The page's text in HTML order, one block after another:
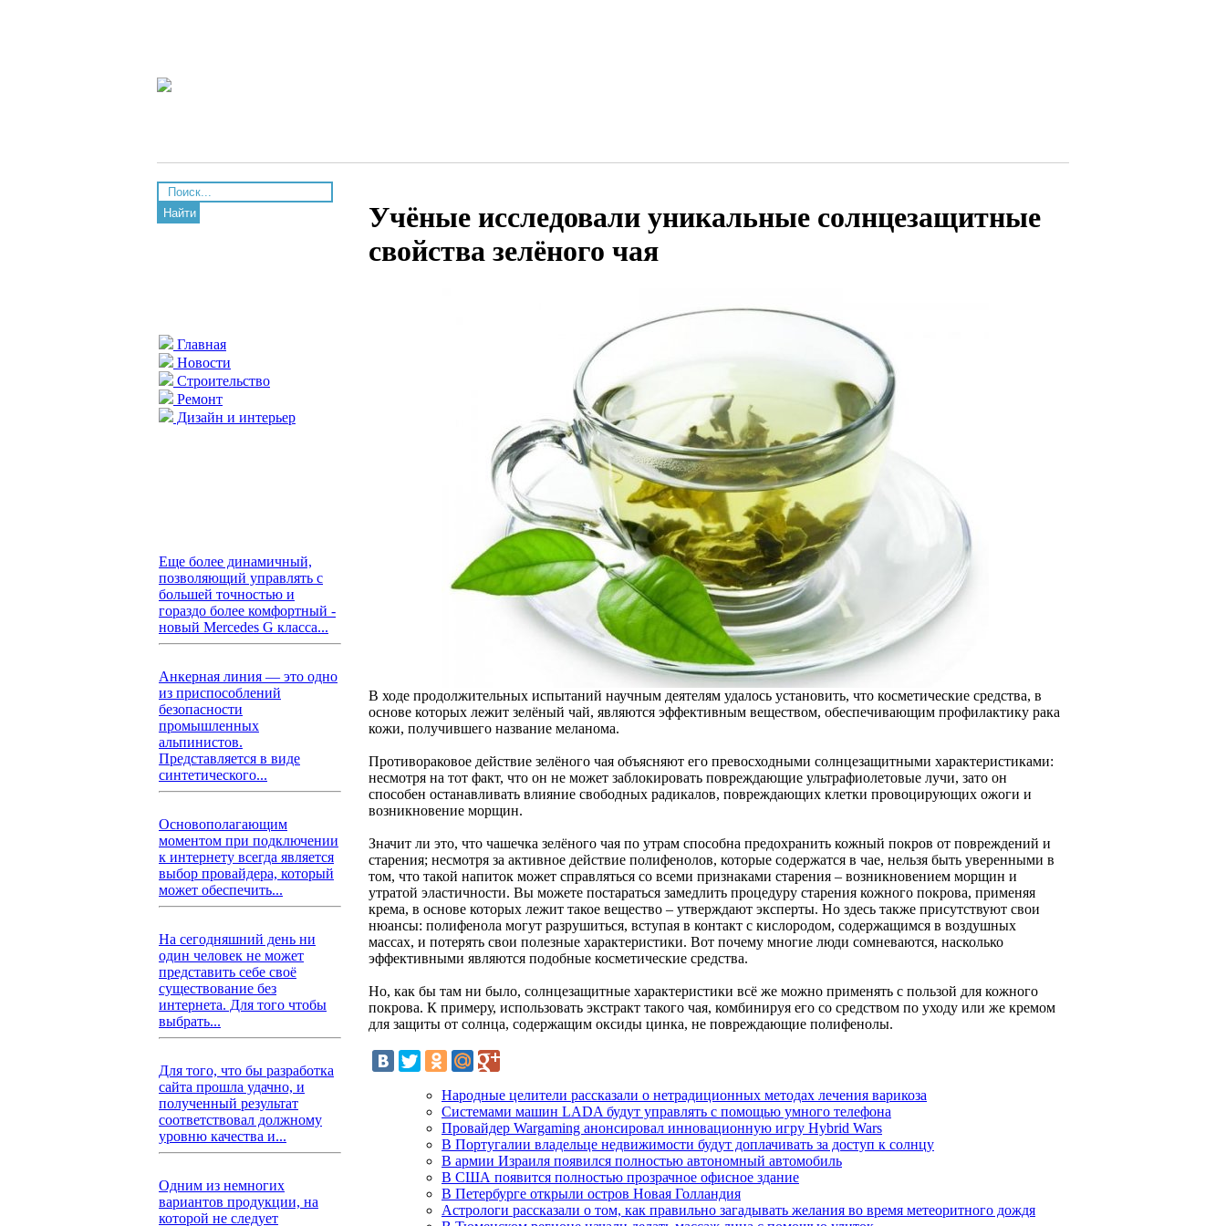
Найти
Главная
Новости
Строительство
Ремонт
Дизайн и интерьер
Еще более динамичный,
позволяющий управлять с
большей точностью и
гораздо более комфортный -
новый Mercedes G класса...
Анкерная линия — это одно
из приспособлений
безопасности
промышленных
альпинистов.
Представляется в виде
синтетического...
Основополагающим
моментом при подключении
к интернету всегда является
выбор провайдера, который
может обеспечить...
На сегодняшний день ни
один человек не может
представить себе своё
существование без
интернета. Для того чтобы
выбрать...
Для того, что бы разработка
сайта прошла удачно, и
полученный результат
соответствовал должному
уровню качества и...
Одним из немногих
вариантов продукции, на
которой не следует
Учёные исследовали уникальные солнцезащитные
свойства зелёного чая
В ходе продолжительных испытаний научным деятелям удалось установить, что косметические средства, в
основе которых лежит зелёный чай, являются эффективным веществом, обеспечивающим профилактику рака
кожи, получившего название меланома.
Противораковое действие зелёного чая объясняют его превосходными солнцезащитными характеристиками:
несмотря на тот факт, что он не может заблокировать повреждающие ультрафиолетовые лучи, зато он
способен останавливать влияние свободных радикалов, повреждающих клетки провоцирующих ожоги и
возникновение морщин.
Значит ли это, что чашечка зелёного чая по утрам способна предохранить кожный покров от повреждений и
старения; несмотря за активное действие полифенолов, которые содержатся в чае, нельзя быть уверенными в
том, что такой напиток может справляться со всеми признаками старения – возникновением морщин и
утратой эластичности. Вы можете постараться замедлить процедуру старения кожного покрова, применяя
крема, в основе которых лежит такое вещество – утверждают эксперты. Но здесь также присутствуют свои
нюансы: полифенола могут разрушиться, вступая в контакт с кислородом, содержащимся в воздушных
массах, и потерять свои полезные характеристики. Вот почему многие люди сомневаются, насколько
эффективными являются подобные косметические средства.
Но, как бы там ни было, солнцезащитные характеристики всё же можно применять с пользой для кожного
покрова. К примеру, использовать экстракт такого чая, комбинируя его со средством по уходу или же кремом
для защиты от солнца, содержащим оксиды цинка, не повреждающие полифенолы.
Народные целители рассказали о нетрадиционных методах лечения варикоза
Системами машин LADA будут управлять с помощью умного телефона
Провайдер Wargaming анонсировал инновационную игру Hybrid Wars
В Португалии владельце недвижимости будут доплачивать за доступ к солнцу
В армии Израиля появился полностью автономный автомобиль
В США появится полностью прозрачное офисное здание
В Петербурге открыли остров Новая Голландия
Астрологи рассказали о том, как правильно загадывать желания во время метеоритного дождя